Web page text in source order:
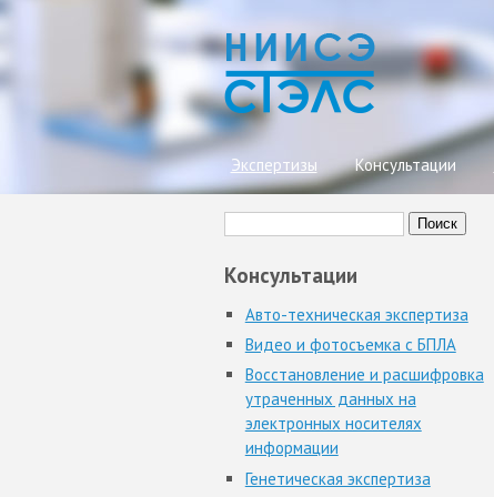
Экспертизы Консультации
Форма поиска
Вы здесь
Консультации
Авто-техническая экспертиза
Видео и фотосъемка с БПЛА
Восстановление и расшифровка
утраченных данных на
электронных носителях
информации
Генетическая экспертиза